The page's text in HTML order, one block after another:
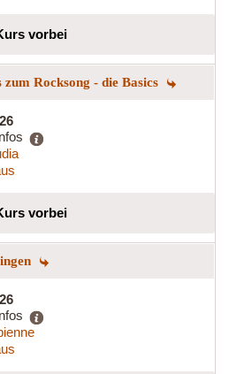
vorbei
Rocksong - die Basics
vorbei